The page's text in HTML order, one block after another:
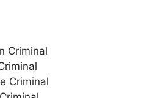
Criminal
Criminal